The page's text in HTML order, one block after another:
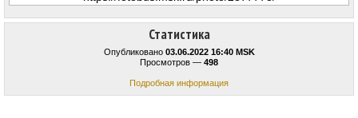
Статистика
Опубликовано 03.06.2022 16:40 MSK
Просмотров — 498
Подробная информация